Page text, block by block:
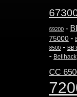
69200 -
75000 -
8500 - BB
- Beilhack
CC